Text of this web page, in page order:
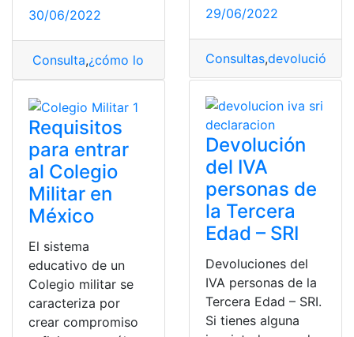
30/06/2022
Consulta,¿cómo lo hago? Ecuador,Fecha de
29/06/2022
Consultas,devolución
Requisitos
para entrar
al Colegio
Militar en
México
El sistema
educativo de un
Colegio militar se
caracteriza por
crear compromiso
Devolución
del IVA
personas de
la Tercera
Edad – SRI
Devoluciones del
IVA personas de la
Tercera Edad – SRI.
Si tienes alguna